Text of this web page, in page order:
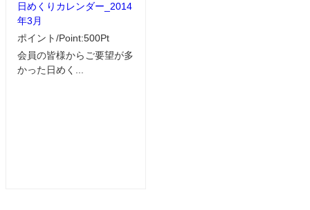
日めくりカレンダー_2014
年3月
ポイント/Point:500Pt
会員の皆様からご要望が多
かった日めく...